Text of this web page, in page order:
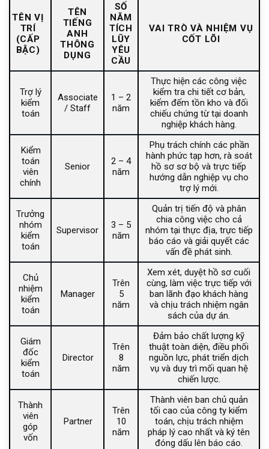
TÊN VỊ
TRÍ
(CẤP
BẬC)
TÊN
TIẾNG
ANH
THÔNG
DỤNG
SỐ
NĂM
TÍCH
LŨY
YÊU
CẦU
VAI TRÒ VÀ NHIỆM VỤ
CỐT LÕI
Trợ lý
kiểm
toán
Associate
/ Staff
1 – 2
năm
Thực hiện các công việc
kiểm tra chi tiết cơ bản,
kiểm đếm tồn kho và đối
chiếu chứng từ tại doanh
nghiệp khách hàng.
Kiểm
toán
viên
chính
Senior
2 – 4
năm
Phụ trách chính các phần
hành phức tạp hơn, rà soát
hồ sơ sơ bộ và trực tiếp
hướng dẫn nghiệp vụ cho
trợ lý mới.
Trưởng
nhóm
kiểm
toán
Supervisor
3 – 5
năm
Quản trị tiến độ và phân
chia công việc cho cả
nhóm tại thực địa, trực tiếp
báo cáo và giải quyết các
vấn đề phát sinh.
Chủ
nhiệm
kiểm
toán
Manager
Trên
5
năm
Xem xét, duyệt hồ sơ cuối
cùng, làm việc trực tiếp với
ban lãnh đạo khách hàng
và chịu trách nhiệm ngân
sách của dự án.
Giám
đốc
kiểm
toán
Director
Trên
8
năm
Đảm bảo chất lượng kỹ
thuật toàn diện, điều phối
nguồn lực, phát triển dịch
vụ và duy trì mối quan hệ
chiến lược.
Thành
viên
góp
vốn
Partner
Trên
10
năm
Thành viên ban chủ quản
tối cao của công ty kiểm
toán, chịu trách nhiệm
pháp lý cao nhất và ký tên
đóng dấu lên báo cáo.